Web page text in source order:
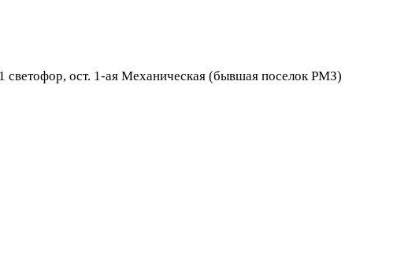
светофор, ост. 1-ая Механическая (бывшая поселок РМЗ)